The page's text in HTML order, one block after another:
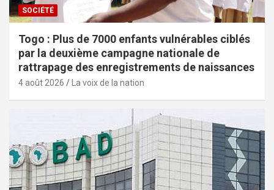
SOCIÉTÉ
Togo : Plus de 7000 enfants vulnérables ciblés
par la deuxième campagne nationale de
rattrapage des enregistrements de naissances
4 août 2026 La voix de la nation